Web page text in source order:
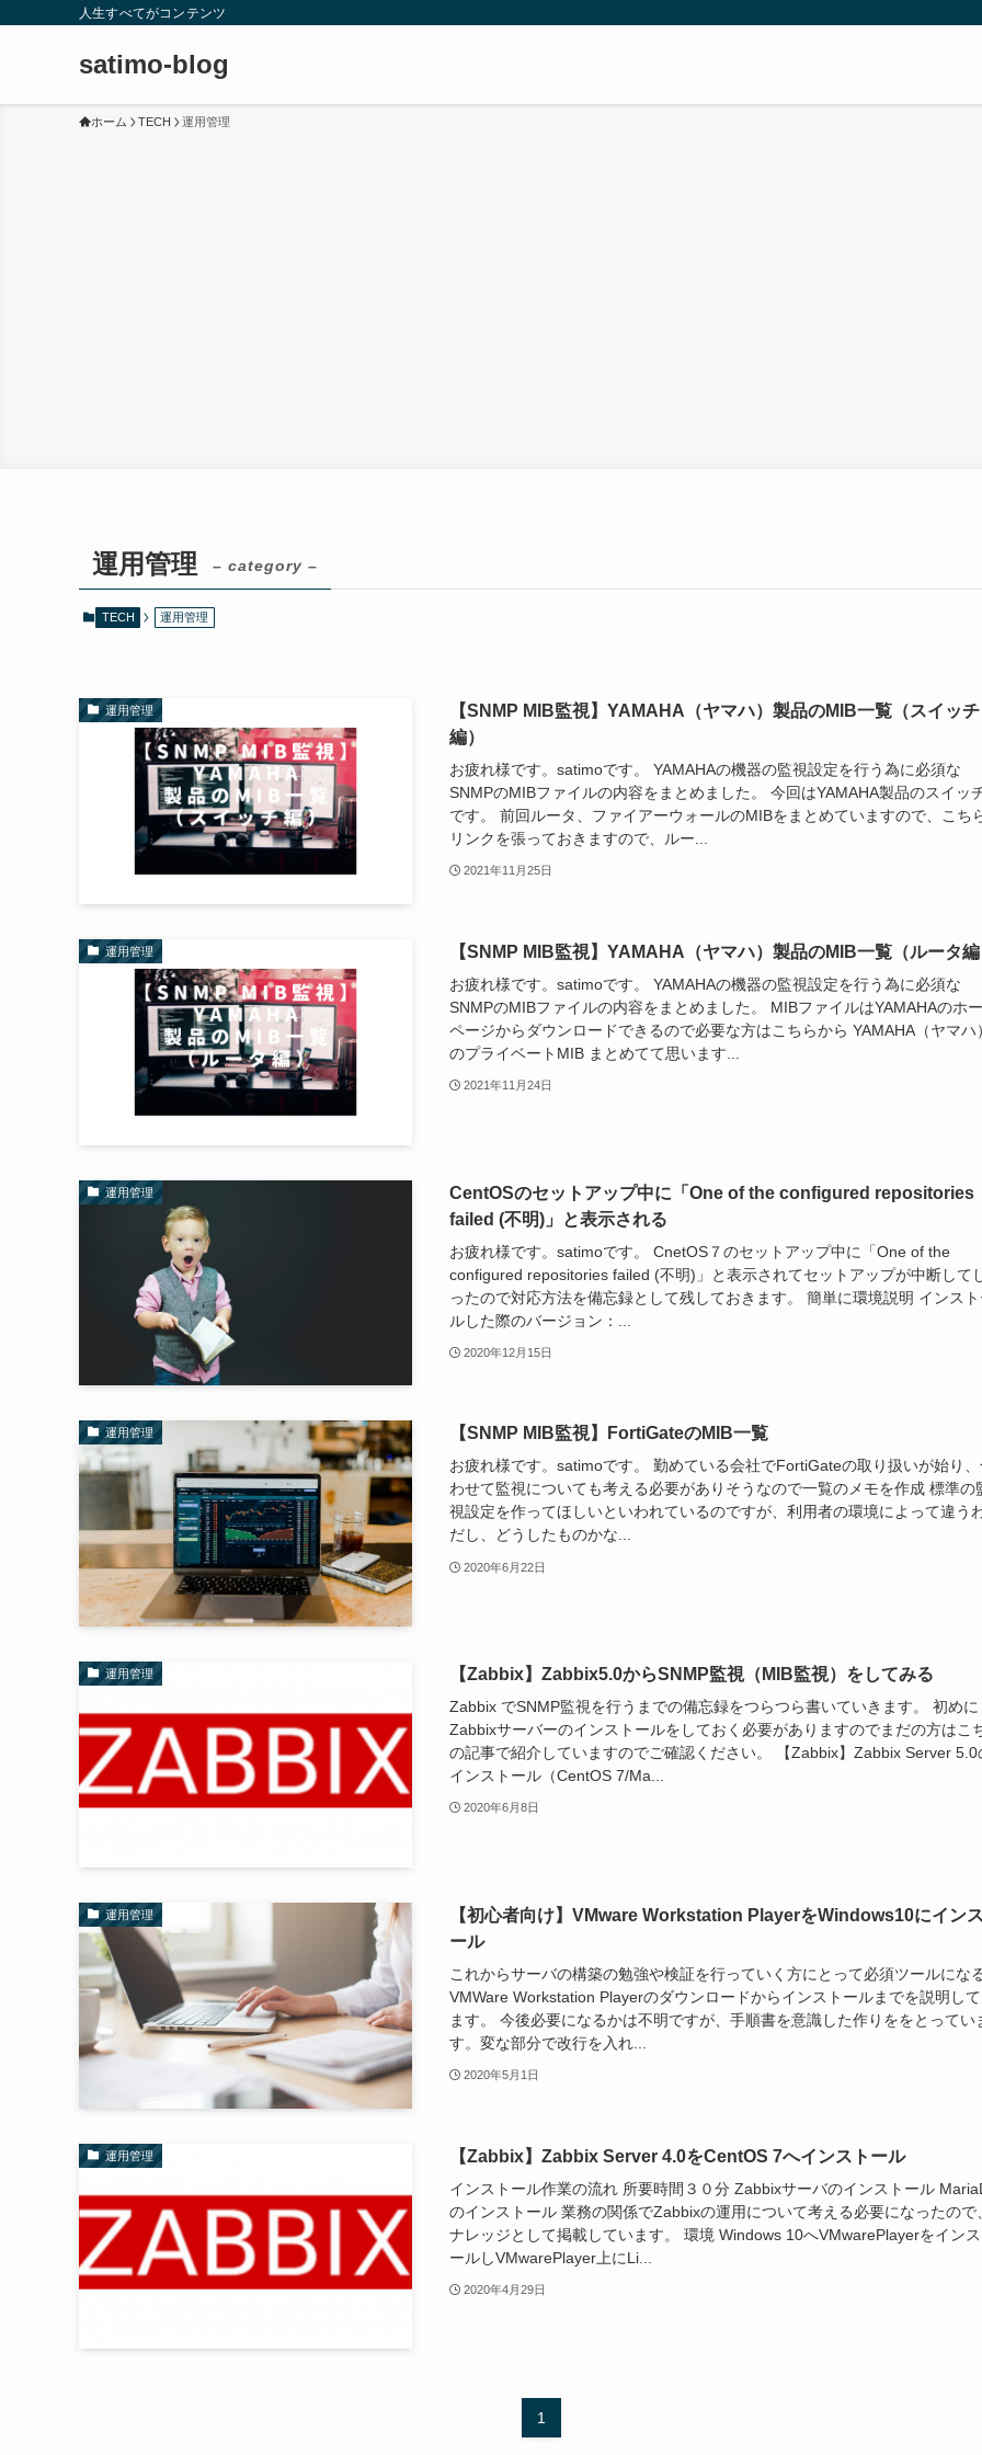
人生すべてがコンテンツ
satimo-blog
ホーム TECH 運用管理
運用管理 – category –
TECH 運用管理
運用管理
【SNMP MIB監視】YAMAHA（ヤマハ）製品のMIB一覧（スイッチ
編）
お疲れ様です。satimoです。 YAMAHAの機器の監視設定を行う為に必須な
SNMPのMIBファイルの内容をまとめました。 今回はYAMAHA製品のスイッ
です。 前回ルータ、ファイアーウォールのMIBをまとめていますので、こち
リンクを張っておきますので、ルー...
2021年11月25日
運用管理 【SNMP MIB監視】YAMAHA（ヤマハ）製品のMIB一覧（ルータ編
お疲れ様です。satimoです。 YAMAHAの機器の監視設定を行う為に必須な
SNMPのMIBファイルの内容をまとめました。 MIBファイルはYAMAHAのホ
ページからダウンロードできるので必要な方はこちらから YAMAHA（ヤマハ）
のプライベートMIB まとめてて思います...
2021年11月24日
運用管理
CentOSのセットアップ中に「One of the configured repositories
failed (不明)」と表示される
お疲れ様です。satimoです。 CnetOS７のセットアップ中に「One of the
configured repositories failed (不明)」と表示されてセットアップが中断して
ったので対応方法を備忘録として残しておきます。 簡単に環境説明 インスト
ルした際のバージョン：...
2020年12月15日
運用管理 【SNMP MIB監視】FortiGateのMIB一覧
お疲れ様です。satimoです。 勤めている会社でFortiGateの取り扱いが始り、
わせて監視についても考える必要がありそうなので一覧のメモを作成 標準の
視設定を作ってほしいといわれているのですが、利用者の環境によって違う
だし、どうしたものかな...
2020年6月22日
運用管理 【Zabbix】Zabbix5.0からSNMP監視（MIB監視）をしてみる
Zabbix でSNMP監視を行うまでの備忘録をつらつら書いていきます。 初めに
Zabbixサーバーのインストールをしておく必要がありますのでまだの方はこ
の記事で紹介していますのでご確認ください。 【Zabbix】Zabbix Server 5.0
インストール（CentOS 7/Ma...
2020年6月8日
運用管理
【初心者向け】VMware Workstation PlayerをWindows10にイン
ール
これからサーバの構築の勉強や検証を行っていく方にとって必須ツールにな
VMWare Workstation Playerのダウンロードからインストールまでを説明し
ます。 今後必要になるかは不明ですが、手順書を意識した作りををとってい
す。変な部分で改行を入れ...
2020年5月1日
運用管理 【Zabbix】Zabbix Server 4.0をCentOS 7へインストール
インストール作業の流れ 所要時間３０分 Zabbixサーバのインストール
のインストール 業務の関係でZabbixの運用について考える必要になったので、
ナレッジとして掲載しています。 環境 Windows 10へVMwarePlayerをインス
ールしVMwarePlayer上にLi...
2020年4月29日
1